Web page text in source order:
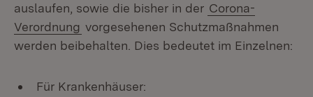
auslaufen, sowie die bisher in der Corona-
Verordnung vorgesehenen Schutzmaßnahmen
werden beibehalten. Dies bedeutet im Einzelnen:
Für Krankenhäuser: